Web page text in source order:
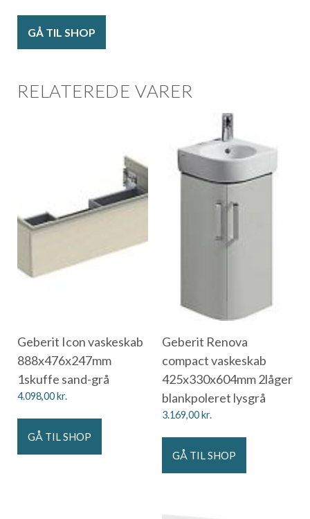
GÅ TIL SHOP
RELATEREDE VARER
Geberit Icon vaskeskab
888x476x247mm
1skuffe sand-grå
4.098,00kr.
GÅ TIL SHOP
Geberit Renova
compact vaskeskab
425x330x604mm 2låger
blankpoleret lysgrå
3.169,00kr.
GÅ TIL SHOP